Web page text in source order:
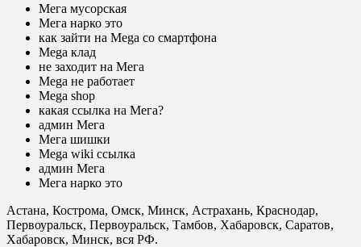
Мега мусорская
Мега нарко это
как зайти на Mega со смартфона
Mega клад
не заходит на Мега
Mega не работает
Mega shop
какая ссылка на Мега?
админ Мега
Мега шишки
Mega wiki ссылка
админ Мега
Мега нарко это
Астана, Кострома, Омск, Минск, Астрахань, Краснодар,
Первоуральск, Первоуральск, Тамбов, Хабаровск, Саратов,
Хабаровск, Минск, вся РФ.